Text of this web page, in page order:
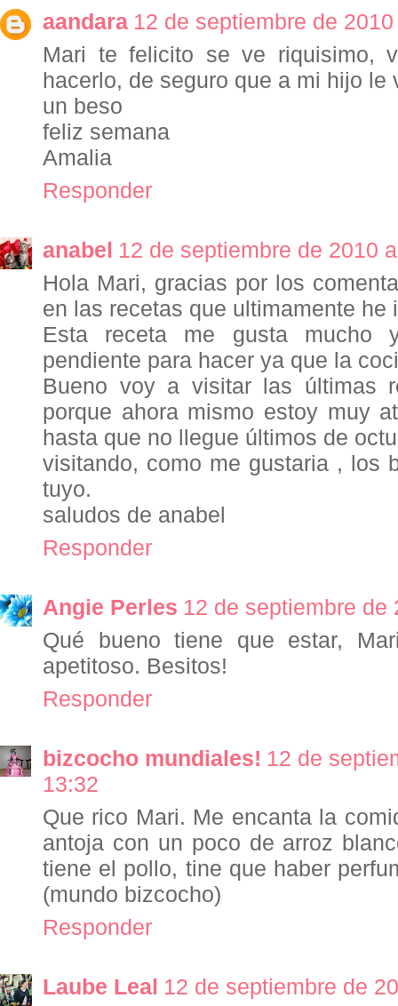
aandara 12 de septiembre de
Mari te felicito se ve riquisimo,
hacerlo, de seguro que a mi hijo le
un beso
feliz semana
Amalia
Responder
anabel 12 de septiembre de 2010
Hola Mari, gracias por los
en las recetas que ultimamente he
Esta receta me gusta mucho
pendiente para hacer ya que la
Bueno voy a visitar las últimas
porque ahora mismo estoy muy
hasta que no llegue últimos de
visitando, como me gustaria , los
tuyo.
saludos de anabel
Responder
Angie Perles 12 de septiembre de
Qué bueno tiene que estar,
apetitoso. Besitos!
Responder
bizcocho mundiales! 12 de
13:32
Que rico Mari. Me encanta la
antoja con un poco de arroz
tiene el pollo, tine que haber
(mundo bizcocho)
Responder
Laube Leal 12 de septiembre de